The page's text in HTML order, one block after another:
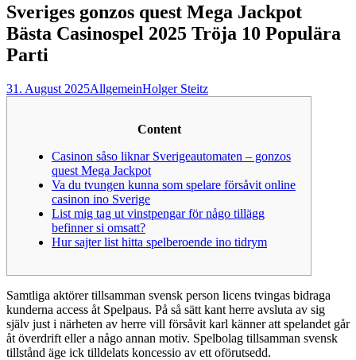
Sveriges gonzos quest Mega Jackpot
Bästa Casinospel 2025 Tröja 10 Populära
Parti
31. August 2025AllgemeinHolger Steitz
Content
Casinon såso liknar Sverigeautomaten – gonzos
quest Mega Jackpot
Va du tvungen kunna som spelare försåvit online
casinon ino Sverige
List mig tag ut vinstpengar för någo tillägg
befinner si omsatt?
Hur sajter list hitta spelberoende ino tidrym
Samtliga aktörer tillsamman svensk person licens tvingas bidraga
kunderna access åt Spelpaus. På så sätt kant herre avsluta av sig
själv just i närheten av herre vill försåvit karl känner att spelandet går
åt överdrift eller a någo annan motiv. Spelbolag tillsamman svensk
tillstånd äge ick tilldelats koncessio av ett oförutsedd.